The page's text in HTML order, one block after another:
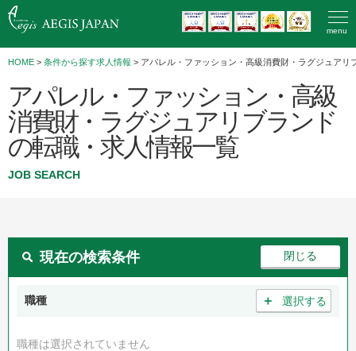
menu
HOME > 条件から探す求人情報 > アパレル・ファッション・高級消費財・ラグジュアリ
アパレル・ファッション・高級
消費財・ラグジュアリブランド
の転職・求人情報一覧
JOB SEARCH
現在の検索条件
職種 ＋ 選択する
職種は選択されていません